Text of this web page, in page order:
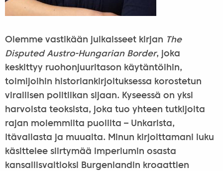
Olemme vastikään julkaisseet kirjan The
Disputed Austro-Hungarian Border, joka
keskittyy ruohonjuuritason käytäntöihin,
toimijoihin historiankirjoituksessa korostetun
virallisen politiikan sijaan. Kyseessä on yksi
harvoista teoksista, joka tuo yhteen tutkijoita
rajan molemmilta puolilta – Unkarista,
Itävallasta ja muualta. Minun kirjoittamani luku
käsittelee siirtymää imperiumin osasta
kansallisvaltioksi Burgenlandin kroaattien